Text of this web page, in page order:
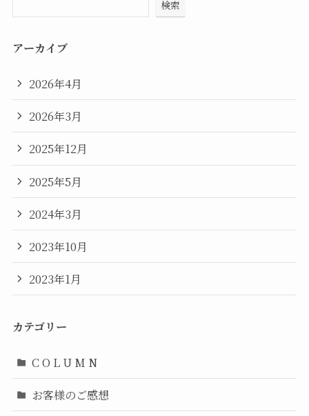
検索
アーカイブ
2026年4月
2026年3月
2025年12月
2025年5月
2024年3月
2023年10月
2023年1月
カテゴリー
C O L U M N
お客様のご感想